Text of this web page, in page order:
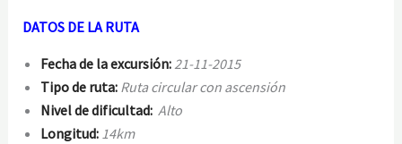
DATOS DE LA RUTA
Fecha de la excursión:21-11-2015
Tipo de ruta: Ruta circular con ascensión
Nivel de dificultad: Alto
Longitud: 14km